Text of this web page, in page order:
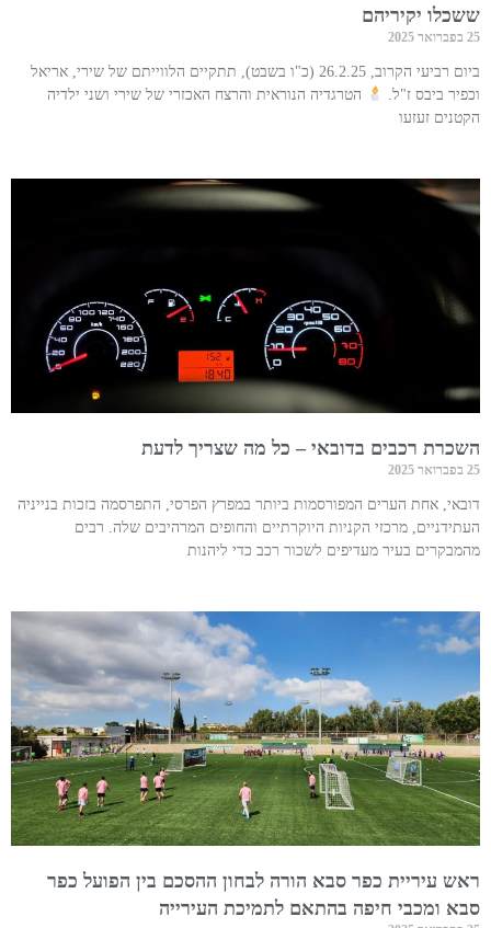
ששכלו יקיריהם
25 בפברואר 2025
ביום רביעי הקרוב, 26.2.25 (כ"ו בשבט), תתקיים הלווייתם של שירי, אריאל
וכפיר ביבס ז"ל.
הטרגדיה הנוראית והרצח האכזרי של שירי ושני ילדיה
הקטנים זעזעו
השכרת רכבים בדובאי – כל מה שצריך לדעת
25 בפברואר 2025
דובאי, אחת הערים המפורסמות ביותר במפרץ הפרסי, התפרסמה בזכות בנייניה
העתידניים, מרכזי הקניות היוקרתיים והחופים המרהיבים שלה. רבים
מהמבקרים בעיר מעדיפים לשכור רכב כדי ליהנות
ראש עיריית כפר סבא הורה לבחון ההסכם בין הפועל כפר
סבא ומכבי חיפה בהתאם לתמיכת העירייה